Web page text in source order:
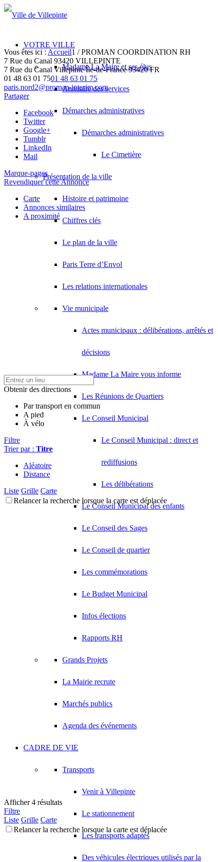
VOTRE VILLE
Madame La Maire et ses élus
Annuaire des services
Démarches administratives
Démarches administratives
Le Cimetière
Présentation de la ville
Histoire et patrimoine
Chiffres clés
Le plan de la ville
Paris Terre d’Envol
Les relations internationales
Vie municipale
Actes municipaux : délibérations, arrêtés et
décisions
Madame La Maire vous informe
Les Réunions de Quartiers
Le Conseil Municipal
Le Conseil Municipal : direct et
rediffusions
Les délibérations
Le Conseil Municipal des enfants
Le Conseil des Sages
Le Conseil de quartier
Les commémorations
Le Budget Municipal
Infos élections
Rapports RH
Grands Projets
La Mairie recrute
Marchés publics
Agenda des événements
CADRE DE VIE
Transports
Venir à Villepinte
Le stationnement
Les transports adaptés
Des véhicules électriques utilisés par la
Vous êtes ici : Accueil1 / PROMAN COORDINATION RH
7 Rue du Canal 93420 VILLEPINTE
7 Rue du Canal Villepinte Île-de-France 93420 FR
01 48 63 01 7501 48 63 01 75
paris.nord2@proman-interim.com
Partager
Facebook
Twitter
Google+
Tumblr
LinkedIn
Mail
Marque-pages
Revendiquer cette Annonce
Carte
Annonces similaires
A proximité
Obtenir des directions
Par transport en commun
A pied
À vélo
Filtre
Trier par : Titre
Aléatoire
Distance
Liste Grille Carte
Relancer la recherche lorsque la carte est déplacée
Afficher 4 résultats
Filtre
Liste Grille Carte
Relancer la recherche lorsque la carte est déplacée